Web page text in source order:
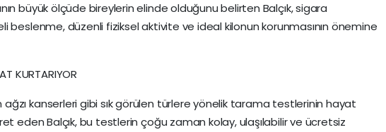
büyük ölçüde bireylerin elinde olduğunu belirten Balçık, sigara
beslenme, düzenli fiziksel aktivite ve ideal kilonun korunmasının önemine
KURTARIYOR
kanserleri gibi sık görülen türlere yönelik tarama testlerinin hayat
eden Balçık, bu testlerin çoğu zaman kolay, ulaşılabilir ve ücretsiz